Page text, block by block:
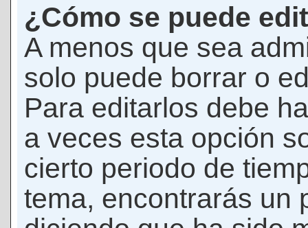
¿Cómo se puede
A menos que sea
solo puede borrar o
Para editarlos debe
a veces esta opción
cierto periodo de
tema, encontrarás un